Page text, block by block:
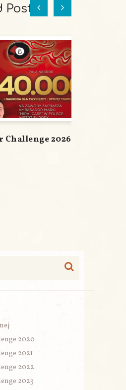
Posts
Challenge 2026
2020
2021
2022
2023